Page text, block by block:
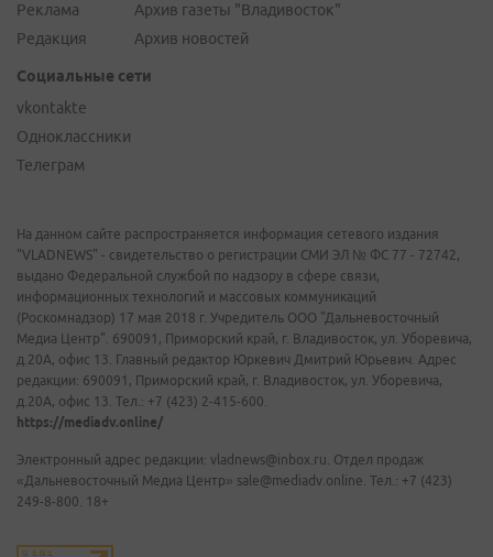
Реклама
Редакция
Архив газеты "Владивосток"
Архив новостей
Социальные сети
vkontakte
Одноклассники
Телеграм
На данном сайте распространяется информация сетевого издания
"VLADNEWS" - свидетельство о регистрации СМИ ЭЛ № ФС 77 - 72742,
выдано Федеральной службой по надзору в сфере связи,
информационных технологий и массовых коммуникаций
(Роскомнадзор) 17 мая 2018 г. Учредитель ООО "Дальневосточный
Медиа Центр". 690091, Приморский край, г. Владивосток, ул. Уборевича,
д.20А, офис 13. Главный редактор Юркевич Дмитрий Юрьевич. Адрес
редакции: 690091, Приморский край, г. Владивосток, ул. Уборевича,
д.20А, офис 13. Тел.: +7 (423) 2-415-600.
https://mediadv.online/
Электронный адрес редакции: vladnews@inbox.ru. Отдел продаж
«Дальневосточный Медиа Центр» sale@mediadv.online. Тел.: +7 (423)
249-8-800. 18+